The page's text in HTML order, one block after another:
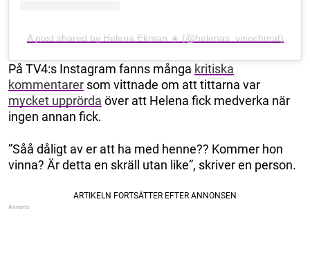
A post shared by Helena Ekman ☀️ (@helenas_vinochmat)
På TV4:s Instagram fanns många kritiska
kommentarer som vittnade om att tittarna var
mycket upprörda över att Helena fick medverka när
ingen annan fick.
”Såå dåligt av er att ha med henne?? Kommer hon
vinna? Är detta en skräll utan like”, skriver en person.